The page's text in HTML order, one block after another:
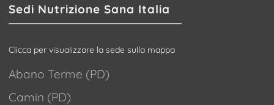
Sedi Nutrizione Sana Italia
Clicca per visualizzare la sede sulla mappa
Abano Terme (PD)
Camin (PD)